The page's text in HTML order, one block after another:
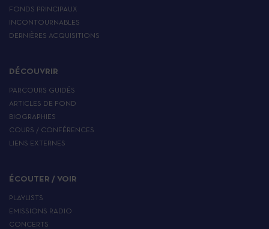
FONDS PRINCIPAUX
INCONTOURNABLES
DERNIÈRES ACQUISITIONS
DÉCOUVRIR
PARCOURS GUIDÉS
ARTICLES DE FOND
BIOGRAPHIES
COURS / CONFÉRENCES
LIENS EXTERNES
ÉCOUTER / VOIR
PLAYLISTS
EMISSIONS RADIO
CONCERTS